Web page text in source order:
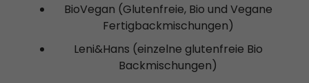
BioVegan (Glutenfreie, Bio und Vegane
Fertigbackmischungen)
Leni&Hans (einzelne glutenfreie Bio
Backmischungen)